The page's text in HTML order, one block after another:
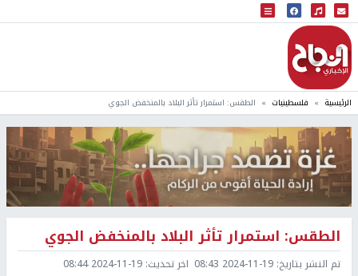
البث المباشر
إذاعة النجاح
الرئيسية فلسطينيات الطقس: استمرار تأثر البلاد بالمنخفض الجوي
الطقس: استمرار تأثر البلاد بالمنخفض الجوي
تم النشر بتاريخ: 2024-11-19 08:43 اخر تحديث: 2024-11-19 08:44